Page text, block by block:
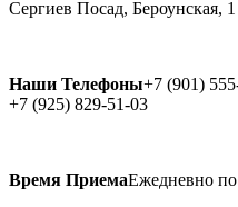
Сергиев Посад, Бероунская,
Наши Телефоны+7 (901)
+7 (925) 829-51-03
Время ПриемаЕжедневно по